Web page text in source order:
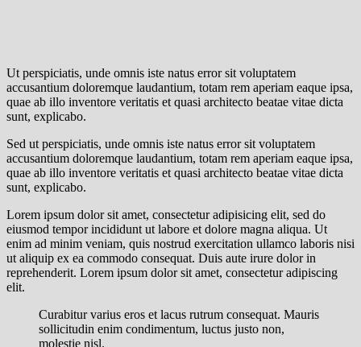
Ut perspiciatis, unde omnis iste natus error sit voluptatem
accusantium doloremque laudantium, totam rem aperiam eaque ipsa,
quae ab illo inventore veritatis et quasi architecto beatae vitae dicta
sunt, explicabo.
Sed ut perspiciatis, unde omnis iste natus error sit voluptatem
accusantium doloremque laudantium, totam rem aperiam eaque ipsa,
quae ab illo inventore veritatis et quasi architecto beatae vitae dicta
sunt, explicabo.
Lorem ipsum dolor sit amet, consectetur adipisicing elit, sed do
eiusmod tempor incididunt ut labore et dolore magna aliqua. Ut
enim ad minim veniam, quis nostrud exercitation ullamco laboris nisi
ut aliquip ex ea commodo consequat. Duis aute irure dolor in
reprehenderit. Lorem ipsum dolor sit amet, consectetur adipiscing
elit.
Curabitur varius eros et lacus rutrum consequat. Mauris
sollicitudin enim condimentum, luctus justo non,
molestie nisl.